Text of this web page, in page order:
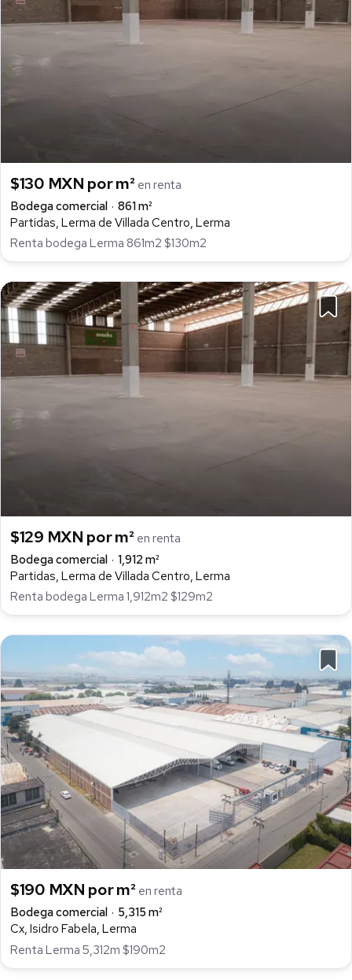
$130 MXN por m² en renta
Bodega comercial
861 m²
Partidas, Lerma de Villada Centro, Lerma
Renta bodega Lerma 861m2 $130m2
$129 MXN por m² en renta
Bodega comercial
1,912 m²
Partidas, Lerma de Villada Centro, Lerma
Renta bodega Lerma 1,912m2 $129m2
$190 MXN por m² en renta
Bodega comercial
5,315 m²
Cx, Isidro Fabela, Lerma
Renta Lerma 5,312m $190m2